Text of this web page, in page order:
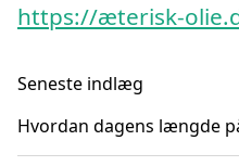
https://æterisk-
Seneste indlæg
Hvordan dagens længde